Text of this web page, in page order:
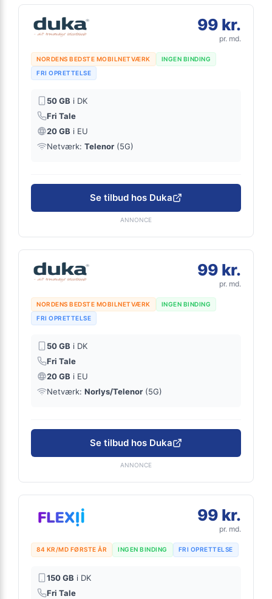
99 kr.
pr. md.
NORDENS BEDSTE MOBILNETVÆRK
INGEN BINDING
FRI OPRETTELSE
50 GB i DK
Fri Tale
20 GB i EU
Netværk: Telenor (5G)
Se tilbud hos Duka
ANNONCE
99 kr.
pr. md.
NORDENS BEDSTE MOBILNETVÆRK
INGEN BINDING
FRI OPRETTELSE
50 GB i DK
Fri Tale
20 GB i EU
Netværk: Norlys/Telenor (5G)
Se tilbud hos Duka
ANNONCE
99 kr.
pr. md.
84 KR/MD FØRSTE ÅR INGEN BINDING FRI OPRETTELSE
150 GB i DK
Fri Tale